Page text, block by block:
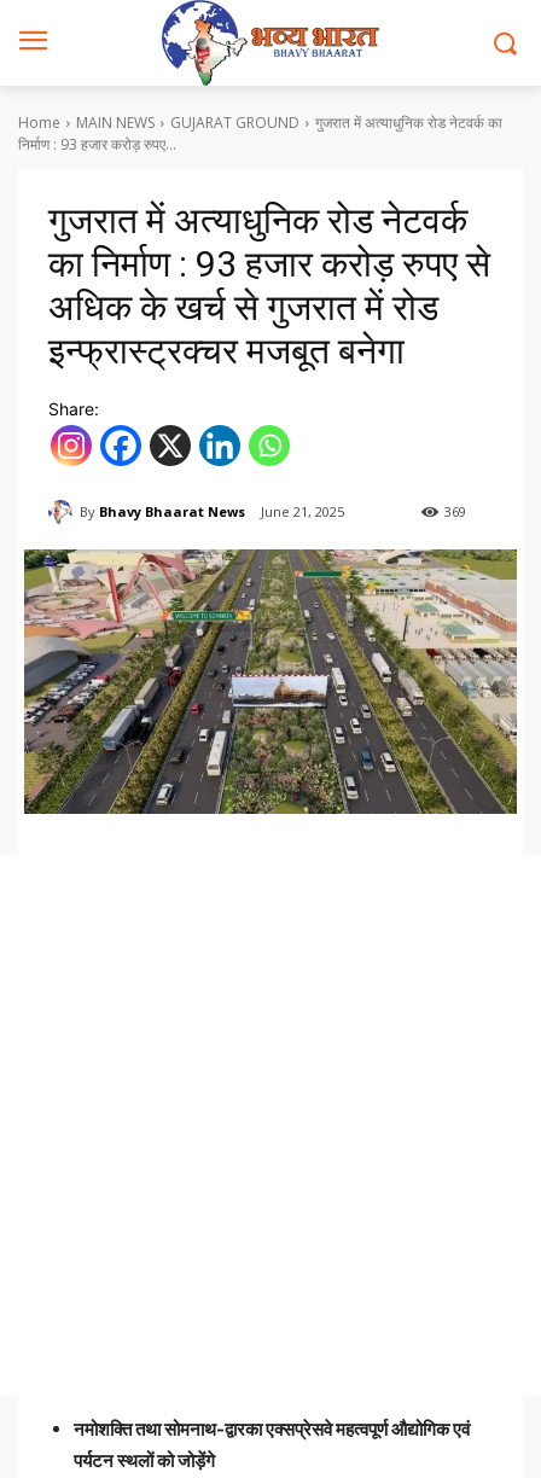
Home MAIN NEWS GUJARAT GROUND
गुजरात में अत्याधुनिक रोड नेटवर्क का
निर्माण : 93 हजार करोड़ रुपए...
गुजरात में अत्याधुनिक रोड नेटवर्क
का निर्माण : 93 हजार करोड़ रुपए से
अधिक के खर्च से गुजरात में रोड
इन्फ्रास्ट्रक्चर मजबूत बनेगा
Share:
By Bhavy Bhaarat News June 21, 2025 369
नमोशक्ति तथा सोमनाथ-द्वारका एक्सप्रेसवे महत्वपूर्ण औद्योगिक एवं
पर्यटन स्थलों को जोड़ेंगे